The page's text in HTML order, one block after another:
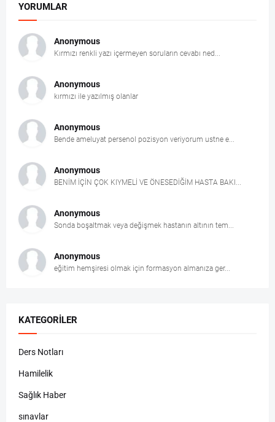
YORUMLAR
Anonymous
Kırmızı renkli yazı içermeyen soruların cevabı ned...
Anonymous
kırmızı ile yazılmış olanlar
Anonymous
Bende ameluyat persenol pozisyon veriyorum ustne e...
Anonymous
BENİM İÇİN ÇOK KIYMELİ VE ÖNESEDİĞİM HASTA BAKI...
Anonymous
Sonda boşaltmak veya değişmek hastanın altının tem...
Anonymous
eğitim hemşiresi olmak için formasyon almanıza ger...
KATEGORILER
Ders Notları
Hamilelik
Sağlık Haber
sınavlar